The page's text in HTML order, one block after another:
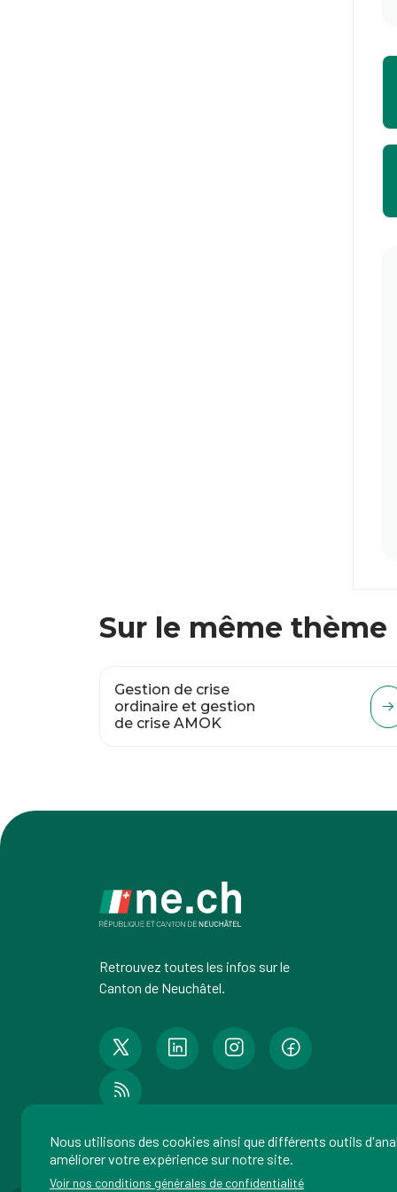
Sur le même thème
Gestion de crise
ordinaire et gestion
de crise AMOK
Retrouvez toutes les infos sur le
Canton de Neuchâtel.
Nous utilisons des cookies ainsi que différents outils
améliorer votre expérience sur notre site.
Voir nos conditions générales de confidentialité